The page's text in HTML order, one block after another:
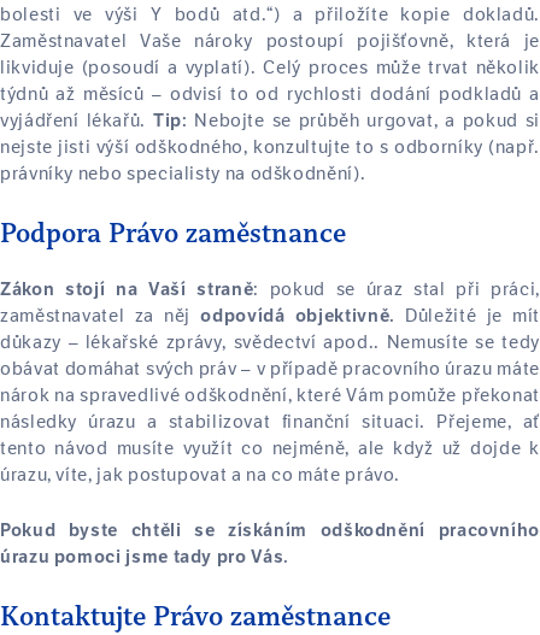
bolesti ve výši Y bodů atd.“) a přiložíte kopie dokladů.
Zaměstnavatel Vaše nároky postoupí pojišťovně, která je
likviduje (posoudí a vyplatí). Celý proces může trvat několik
týdnů až měsíců – odvisí to od rychlosti dodání podkladů a
vyjádření lékařů. Tip: Nebojte se průběh urgovat, a pokud si
nejste jisti výší odškodného, konzultujte to s odborníky (např.
právníky nebo specialisty na odškodnění).
Podpora Právo zaměstnance
Zákon stojí na Vaší straně: pokud se úraz stal při práci,
zaměstnavatel za nějodpovídá objektivně. Důležité je mít
důkazy – lékařské zprávy, svědectví apod.. Nemusíte se tedy
obávat domáhat svých práv – v případě pracovního úrazu máte
nárok na spravedlivé odškodnění, které Vám pomůže překonat
následky úrazu a stabilizovat finanční situaci. Přejeme, ať
tento návod musíte využít co nejméně, ale když už dojde k
úrazu, víte, jak postupovat a na co máte právo.
Pokud byste chtěli se získáním odškodnění pracovního
úrazu pomoci jsme tady pro Vás.
Kontaktujte Právo zaměstnance